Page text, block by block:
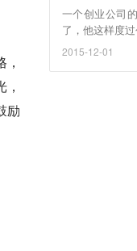
励
一个创业公司
了，他这样度
2015-12-01